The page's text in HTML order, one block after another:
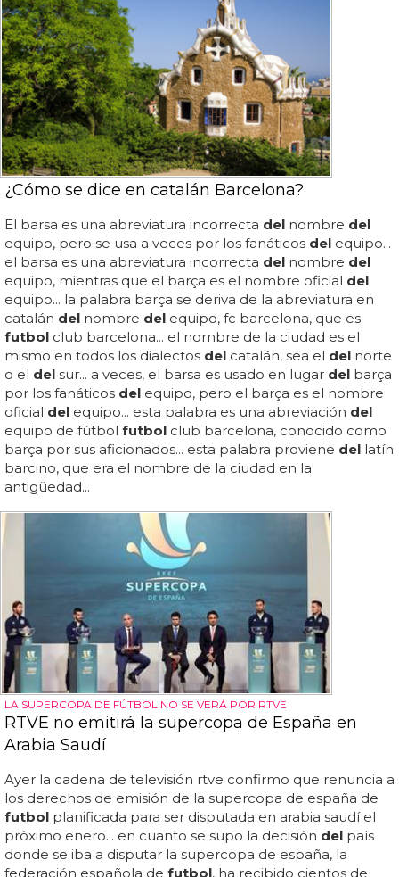
¿Cómo se dice en catalán Barcelona?
El barsa es una abreviatura incorrecta del nombre del
equipo, pero se usa a veces por los fanáticos del equipo...
el barsa es una abreviatura incorrecta del nombre del
equipo, mientras que el barça es el nombre oficial del
equipo... la palabra barça se deriva de la abreviatura en
catalán del nombre del equipo, fc barcelona, que es
futbol club barcelona... el nombre de la ciudad es el
mismo en todos los dialectos del catalán, sea el del norte
o el del sur... a veces, el barsa es usado en lugar del barça
por los fanáticos del equipo, pero el barça es el nombre
oficial del equipo... esta palabra es una abreviación del
equipo de fútbol futbol club barcelona, conocido como
barça por sus aficionados... esta palabra proviene del latín
barcino, que era el nombre de la ciudad en la
antigüedad...
LA SUPERCOPA DE FÚTBOL NO SE VERÁ POR RTVE
RTVE no emitirá la supercopa de España en
Arabia Saudí
Ayer la cadena de televisión rtve confirmo que renuncia a
los derechos de emisión de la supercopa de españa de
futbol planificada para ser disputada en arabia saudí el
próximo enero... en cuanto se supo la decisión del país
donde se iba a disputar la supercopa de españa, la
federación española de futbol, ha recibido cientos de